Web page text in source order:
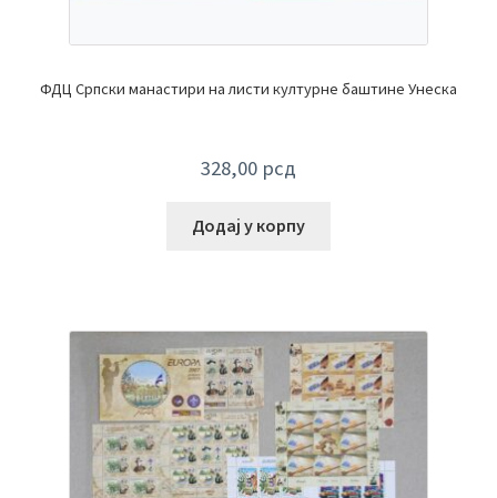
ФДЦ Српски манастири на листи културне баштине Унеска
328,00 рсд
Додај у корпу